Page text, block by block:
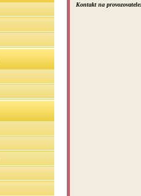
Kontakt na